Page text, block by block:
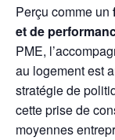
Perçu comme un
et de
PME,
au logement est
stratégie de
cette prise de
moyennes